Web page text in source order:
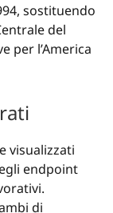
sostituendo
del
per l’America
visualizzati
endpoint
di